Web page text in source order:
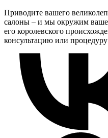
Приводите вашего
салоны – и мы окружим
его королевского
консультацию или